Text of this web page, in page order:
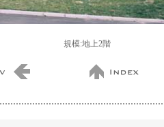
規模:地上2階